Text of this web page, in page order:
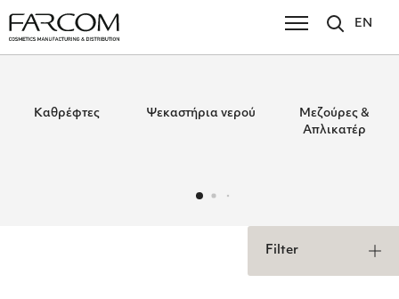
EN
Καθρέφτες Ψεκαστήρια νερού
Μεζούρες &
Απλικατέρ
Filter